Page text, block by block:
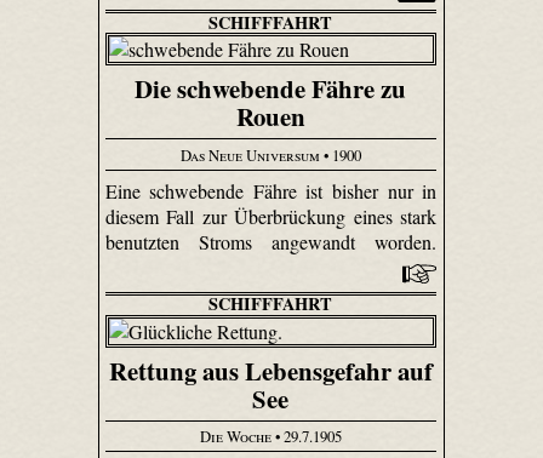
SCHIFFFAHRT
Die schwebende Fähre zu
Rouen
Das Neue Universum • 1900
Eine schwebende Fähre ist bisher nur in
diesem Fall zur Überbrückung eines stark
benutzten Stroms angewandt worden.
SCHIFFFAHRT
Rettung aus Lebensgefahr auf
See
Die Woche• 29.7.1905